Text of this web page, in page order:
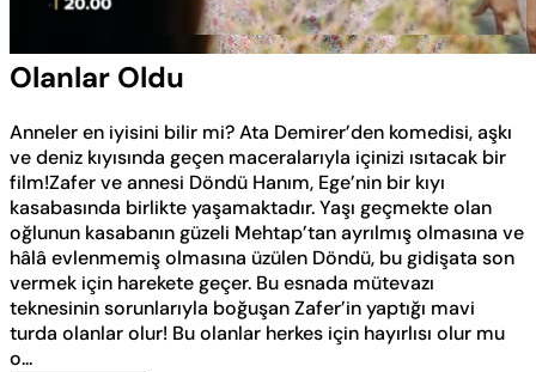
Sesi
Oynatma
Hızı
Olanlar Oldu
Anneler en iyisini bilir mi? Ata Demirer’den komedisi, aşkı
ve deniz kıyısında geçen maceralarıyla içinizi ısıtacak bir
film!Zafer ve annesi Döndü Hanım, Ege’nin bir kıyı
kasabasında birlikte yaşamaktadır. Yaşı geçmekte olan
oğlunun kasabanın güzeli Mehtap’tan ayrılmış olmasına ve
hâlâ evlenmemiş olmasına üzülen Döndü, bu gidişata son
vermek için harekete geçer. Bu esnada mütevazı
teknesinin sorunlarıyla boğuşan Zafer’in yaptığı mavi
turda olanlar olur! Bu olanlar herkes için hayırlısı olur mu
o...